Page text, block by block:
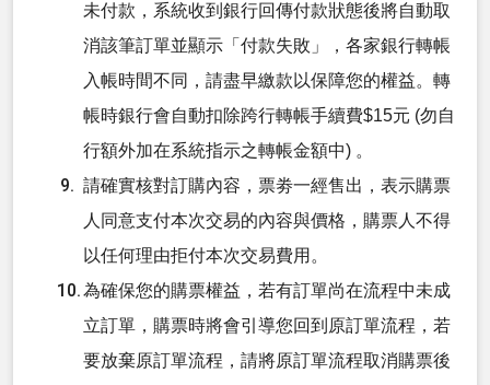
未付款，系統收到銀行回傳付款狀態後將自動取
消該筆訂單並顯示「付款失敗」，各家銀行轉帳
入帳時間不同，請盡早繳款以保障您的權益。轉
帳時銀行會自動扣除跨行轉帳手續費$15元 (勿自
行額外加在系統指示之轉帳金額中) 。
請確實核對訂購內容，票劵一經售出，表示購票
人同意支付本次交易的內容與價格，購票人不得
以任何理由拒付本次交易費用。
為確保您的購票權益，若有訂單尚在流程中未成
立訂單，購票時將會引導您回到原訂單流程，若
要放棄原訂單流程，請將原訂單流程取消購票後